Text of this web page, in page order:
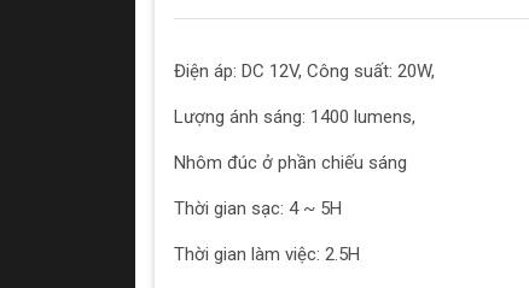
Điện áp: DC 12V, Công suất: 20W,
Lượng ánh sáng: 1400 lumens,
Nhôm đúc ở phần chiếu sáng
Thời gian sạc: 4 ~ 5H
Thời gian làm việc: 2.5H